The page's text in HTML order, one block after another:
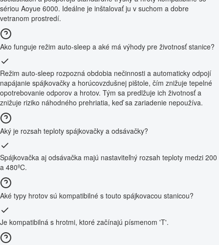
sériou Aoyue 6000. Ideálne je inštalovať ju v suchom a dobre
vetranom prostredí.
Ako funguje režim auto-sleep a aké má výhody pre životnosť stanice?
Režim auto-sleep rozpozná obdobia nečinnosti a automaticky odpojí
napájanie spájkovačky a horúcovzdušnej pištole, čím znižuje tepelné
opotrebovanie odporov a hrotov. Tým sa predlžuje ich životnosť a
znižuje riziko náhodného prehriatia, keď sa zariadenie nepoužíva.
Aký je rozsah teploty spájkovačky a odsávačky?
Spájkovačka aj odsávačka majú nastaviteľný rozsah teploty medzi 200
a 480ºC.
Aké typy hrotov sú kompatibilné s touto spájkovacou stanicou?
Je kompatibilná s hrotmi, ktoré začínajú písmenom 'T'.